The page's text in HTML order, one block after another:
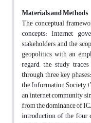
Materials and Methods
The conceptual
concepts: Internet
stakeholders and the
geopolitics with an
regard, the study
through three key
the Information Society
an internet community
from the dominance of
introduction of the four